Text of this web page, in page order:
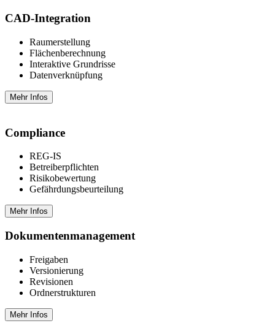
CAD-Integration
Raumerstellung
Flächenberechnung
Interaktive Grundrisse
Datenverknüpfung
Mehr Infos
Compliance
REG-IS
Betreiberpflichten
Risikobewertung
Gefährdungsbeurteilung
Mehr Infos
Dokumenten­management
Freigaben
Versionierung
Revisionen
Ordnerstrukturen
Mehr Infos